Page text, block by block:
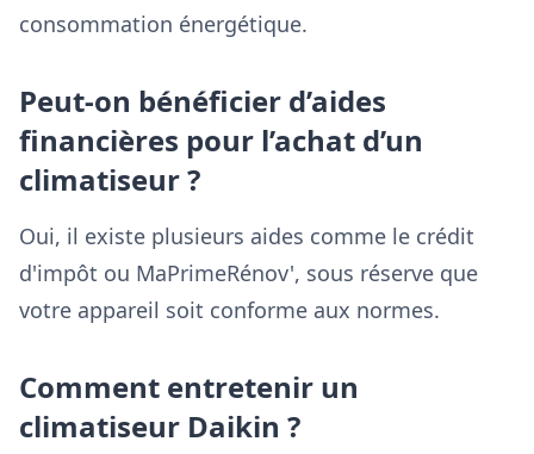
consommation énergétique.
Peut-on bénéficier d’aides
financières pour l’achat d’un
climatiseur ?
Oui, il existe plusieurs aides comme le crédit
d'impôt ou MaPrimeRénov', sous réserve que
votre appareil soit conforme aux normes.
Comment entretenir un
climatiseur Daikin ?